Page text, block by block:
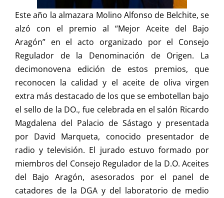
Este año la almazara Molino Alfonso de Belchite, se
alzó con el premio al “Mejor Aceite del Bajo
Aragón” en el acto organizado por el Consejo
Regulador de la Denominación de Origen. La
decimonovena edición de estos premios, que
reconocen la calidad y el aceite de oliva virgen
extra más destacado de los que se embotellan bajo
el sello de la DO., fue celebrada en el salón Ricardo
Magdalena del Palacio de Sástago y presentada
por David Marqueta, conocido presentador de
radio y televisión. El jurado estuvo formado por
miembros del Consejo Regulador de la D.O. Aceites
del Bajo Aragón, asesorados por el panel de
catadores de la DGA y del laboratorio de medio